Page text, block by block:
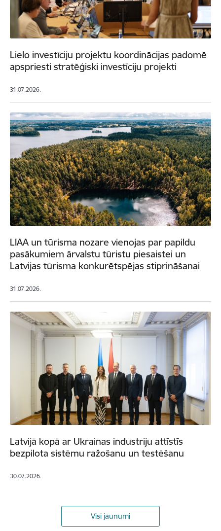
Lielo investīciju projektu koordinācijas padomē
apspriesti stratēģiski investīciju projekti
31.07.2026.
LIAA un tūrisma nozare vienojas par papildu
pasākumiem ārvalstu tūristu piesaistei un
Latvijas tūrisma konkurētspējas stiprināšanai
31.07.2026.
Latvijā kopā ar Ukrainas industriju attīstīs
bezpilota sistēmu ražošanu un testēšanu
30.07.2026.
Visi jaunumi